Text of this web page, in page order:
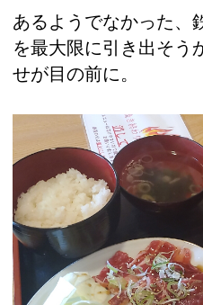
あるようでなかった、
を最大限に引き出そう
せが目の前に。